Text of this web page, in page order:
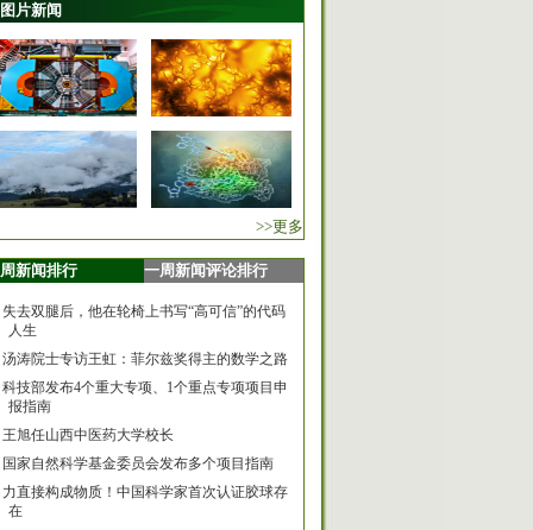
图片新闻
>>更多
新闻排行 一周新闻评论排行
失去双腿后，他在轮椅上书写“高可信”的代码
人生
汤涛院士专访王虹：菲尔兹奖得主的数学之路
科技部发布4个重大专项、1个重点专项项目申
报指南
王旭任山西中医药大学校长
国家自然科学基金委员会发布多个项目指南
力直接构成物质！中国科学家首次认证胶球存
在